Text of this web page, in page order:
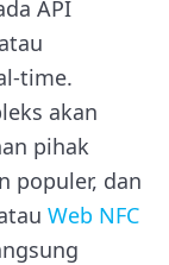
API
time.
akan
pihak
populer, dan
Web NFC